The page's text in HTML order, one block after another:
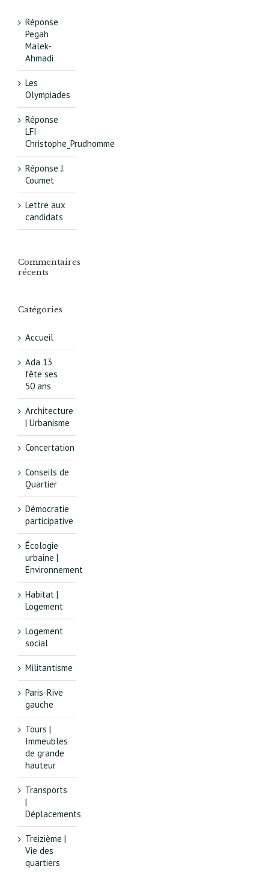
Réponse
Pegah
Malek-
Ahmadi
Les
Olympiades
Réponse
LFI
Christophe_Prudhomme
Réponse J.
Coumet
Lettre aux
candidats
Commentaires
récents
Catégories
Accueil
Ada 13
fête ses
50 ans
Architecture
| Urbanisme
Concertation
Conseils de
Quartier
Démocratie
participative
Écologie
urbaine |
Environnement
Habitat |
Logement
Logement
social
Militantisme
Paris-Rive
gauche
Tours |
Immeubles
de grande
hauteur
Transports
|
Déplacements
Treizième |
Vie des
quartiers